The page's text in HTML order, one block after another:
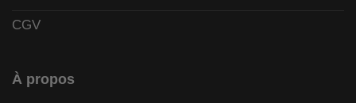
CGV
À propos